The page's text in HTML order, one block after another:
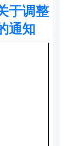
于调整
通知